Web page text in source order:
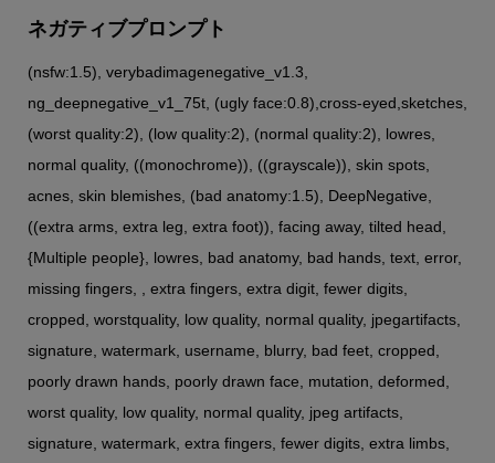
ネガティブプロンプト
(nsfw:1.5), verybadimagenegative_v1.3,
ng_deepnegative_v1_75t, (ugly face:0.8),cross-eyed,sketches,
(worst quality:2), (low quality:2), (normal quality:2), lowres,
normal quality, ((monochrome)), ((grayscale)), skin spots,
acnes, skin blemishes, (bad anatomy:1.5), DeepNegative,
((extra arms, extra leg, extra foot)), facing away, tilted head,
{Multiple people}, lowres, bad anatomy, bad hands, text, error,
missing fingers, , extra fingers, extra digit, fewer digits,
cropped, worstquality, low quality, normal quality, jpegartifacts,
signature, watermark, username, blurry, bad feet, cropped,
poorly drawn hands, poorly drawn face, mutation, deformed,
worst quality, low quality, normal quality, jpeg artifacts,
signature, watermark, extra fingers, fewer digits, extra limbs,